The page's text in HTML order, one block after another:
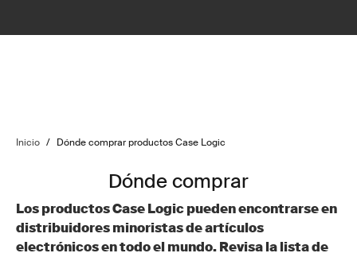
Inicio / Dónde comprar productos Case Logic
Dónde comprar
Los productos Case Logic pueden encontrarse en
distribuidores minoristas de artículos
electrónicos en todo el mundo. Revisa la lista de